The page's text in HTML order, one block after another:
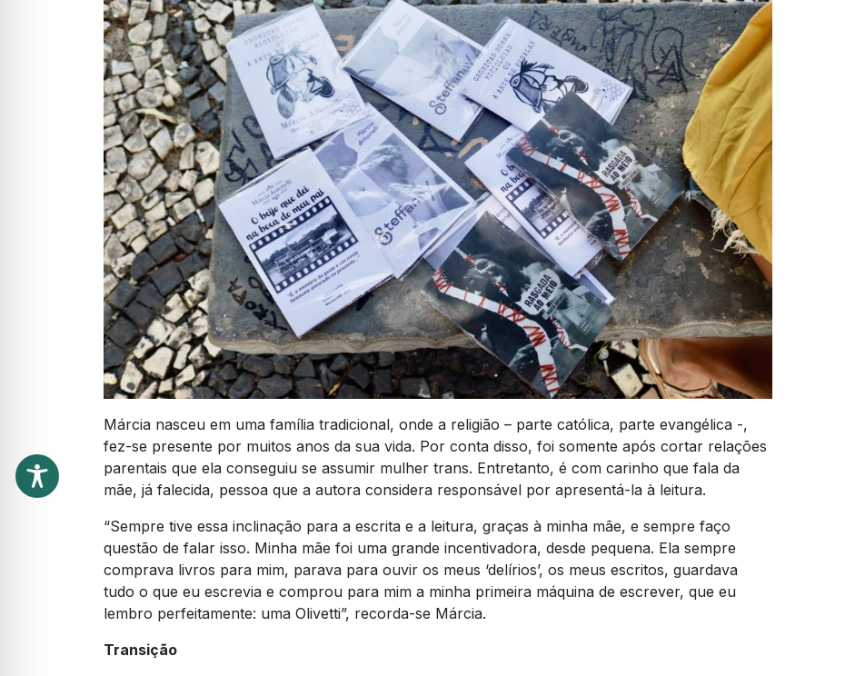
Márcia nasceu em uma família tradicional, onde a religião – parte católica, parte evangélica -,
fez-se presente por muitos anos da sua vida. Por conta disso, foi somente após cortar relações
parentais que ela conseguiu se assumir mulher trans. Entretanto, é com carinho que fala da
mãe, já falecida, pessoa que a autora considera responsável por apresentá-la à leitura.
“Sempre tive essa inclinação para a escrita e a leitura, graças à minha mãe, e sempre faço
questão de falar isso. Minha mãe foi uma grande incentivadora, desde pequena. Ela sempre
comprava livros para mim, parava para ouvir os meus ‘delírios’, os meus escritos, guardava
tudo o que eu escrevia e comprou para mim a minha primeira máquina de escrever, que eu
lembro perfeitamente: uma Olivetti”, recorda-se Márcia.
Transição